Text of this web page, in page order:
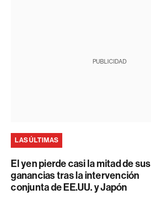
PUBLICIDAD
LAS ÚLTIMAS
El yen pierde casi la mitad de sus
ganancias tras la intervención
conjunta de EE.UU. y Japón